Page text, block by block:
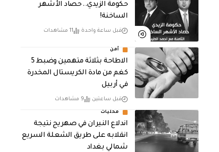
حكومة الزيدي.. حصاد الأشهر
الساخنة!
قبل ساعة واحدة 11 مشاهدات
أمن
الاطاحة بثلاثة متهمين وضبط 5
كغم من مادة الكريستال المخدرة ​
في أربيل
قبل ساعتين 9 مشاهدات
محليات
اندلاع النيران في صهريج نتيجة
انقلابه على طريق الشعلة السريع
شمالي بغداد